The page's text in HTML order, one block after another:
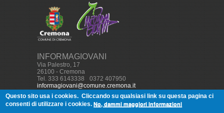
INFORMAGIOVANI
Via Palestro, 17
26100 - Cremona
Tel. 333 6143338
0372 407950
informagiovani@comune.cremona.it
Questo sito usa i cookies. Cliccando su qualsiasi link su questa pagina ci
consenti di utilizzare i cookies. No, dammi maggiori informazioni